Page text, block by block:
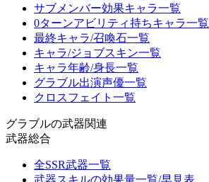
サブメンバー効果キャラ一覧
0ターンアビリティ持ちキャラ一覧
最終キャラ/召喚石一覧
キャラ/ジョブスキン一覧
キャラ年齢/身長一覧
グラブル出演声優一覧
クロスフェイト一覧
グラブルの武器関連
武器総合
全SSR武器一覧
武器スキルの効果量一覧/早見表